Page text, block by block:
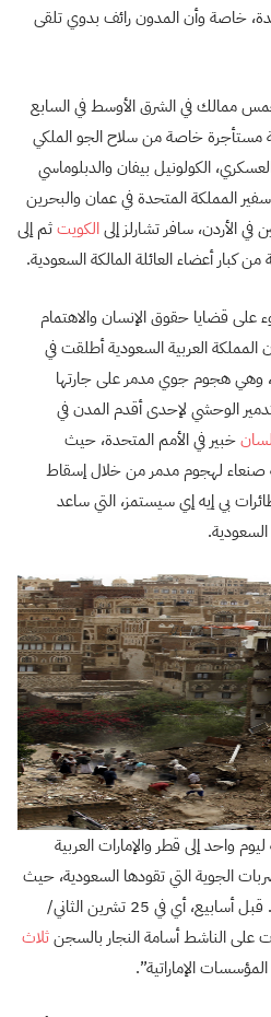
خاصة وأن المدون رائف بدوي تلقى
ممالك في الشرق الأوسط في السابع
مستأجرة خاصة من سلاح الجو الملكي
الكولونيل بيفان والدبلوماسي
المملكة المتحدة في عمان والبحرين
في الأردن، سافر تشارلز إلىالكويتثم إلى
أعضاء العائلة المالكة السعودية.
على قضايا حقوق الإنسان والاهتمام
أن المملكة العربية السعودية أطلقت في
وهي هجوم جوي مدمر على جارتها
الوحشي لإحدى أقدم المدن في
خبير في الأمم المتحدة، حيث
صنعاء لهجوم مدمر من خلال إسقاط
بي إيه إي سيستمز، التي ساعد
السعودية.
واحد إلى قطر والإمارات العربية
الجوية التي تقودها السعودية، حيث
التقى بأمير قطر وولي عهد أبو ظبي. قبل أسابيع، أي في 25 تشرين الثاني/
ثلاث
الإماراتية”.